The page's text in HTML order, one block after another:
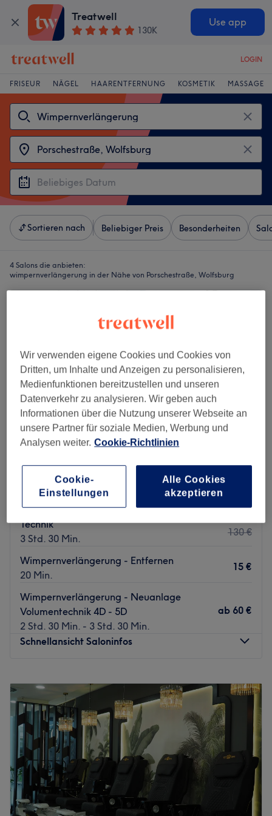
Treatwell
130K
Use app
LOGIN
FRISEUR NÄGEL HAARENTFERNUNG KOSMETIK MASSAGE
Sortieren nach Beliebiger Preis Besonderheiten
4 Salons die anbieten:
wimpernverlängerung in der Nähe von Porschestraße, Wolfsburg
Femme Atelier
4 Bewertungen
Porschestraße, Wolfsburg
Auf Karte anzeigen
Wimpernverlängerung - Neuanlage 4D
Technik
3 Std. 30 Min.
130 €
Wimpernverlängerung - Entfernen
20 Min.
15 €
Wimpernverlängerung - Neuanlage
Volumentechnik 4D - 5D
2 Std. 30 Min. - 3 Std. 30 Min.
ab 60 €
Schnellansicht Saloninfos
Dienstag
13:30–18:00
Mittwoch
Geschlossen
Donnerstag
Geschlossen
Freitag
13:30–17:00
Samstag
10:00–15:00
Sonntag
Geschlossen
Willkommen im Femme Atelier in Wolfsburg. In diesem
Kosmetikstudio erwarten dich erstklassige Behandlungen
Wir verwenden eigene Cookies und Cookies von
Dritten, um Inhalte und Anzeigen zu personalisieren,
Medienfunktionen bereitzustellen und unseren
Datenverkehr zu analysieren. Wir geben auch
Informationen über die Nutzung unserer Webseite an
unsere Partner für soziale Medien, Werbung und
Analysen weiter. Cookie-Richtlinien
Cookie-
Einstellungen
Alle Cookies
akzeptieren